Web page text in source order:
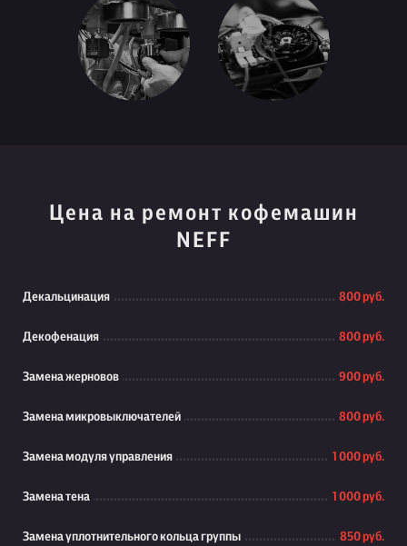
Цена на ремонт кофемашин
NEFF
Декальцинация 800 руб.
Декофенация 800 руб.
Замена жерновов 900 руб.
Замена микровыключателей 800 руб.
Замена модуля управления 1 000 руб.
Замена тена 1 000 руб.
Замена уплотнительного кольца группы 850 руб.